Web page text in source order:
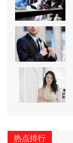
热点排行